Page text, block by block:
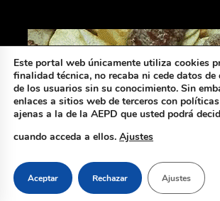
Este portal web únicamente utiliza cookies
finalidad técnica, no recaba ni cede datos de
de los usuarios sin su conocimiento. Sin
enlaces a sitios web de terceros con
ajenas a la de la AEPD que usted podrá
cuando acceda a ellos. Ajustes
Aceptar Rechazar Ajustes